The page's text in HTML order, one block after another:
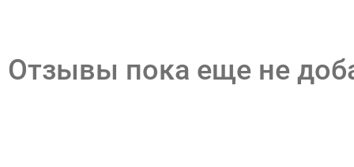
Отзывы пока еще не